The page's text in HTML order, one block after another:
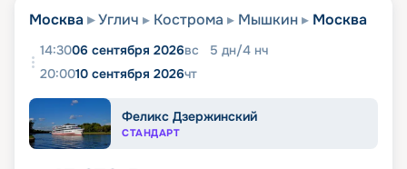
Москва Углич Кострома Мышкин Москва
14:3006 сентября 2026вс 5 дн/4 нч
20:0010 сентября 2026чт
Феликс Дзержинский
СТАНДАРТ